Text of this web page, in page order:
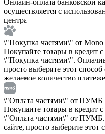
Онлайн-оплата банковской
осуществляется с
центра
\"Покупка частями\" от Mono
Покупайте товары в кредит
\"Покупка частями\".
просто выберите этот
желаемое количество
\"Оплата частями\" от ПУМБ
Покупайте товары в кредит
\"Оплата частями\" от ПУМБ.
сайте, просто выберите этот